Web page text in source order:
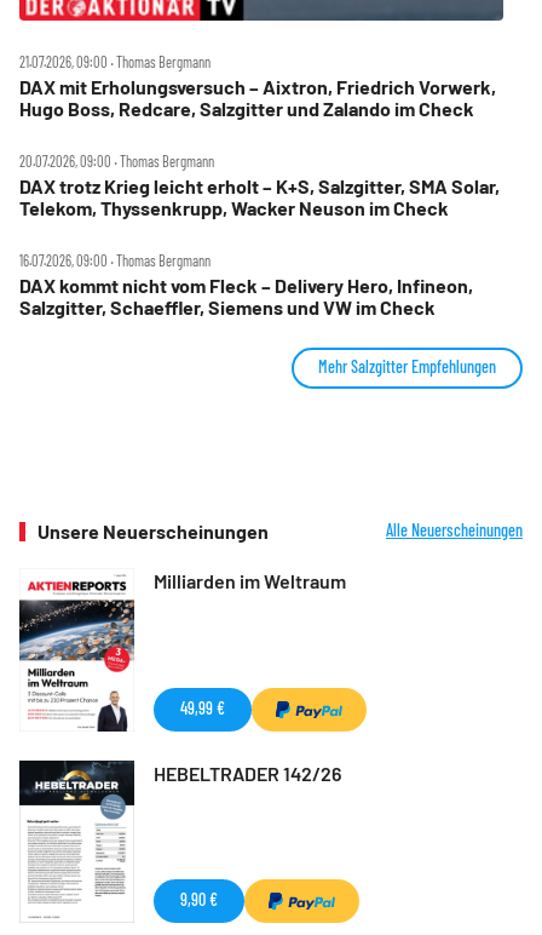
21.07.2026, 09:00 ‧ Thomas Bergmann
DAX mit Erholungsversuch – Aixtron, Friedrich Vorwerk,
Hugo Boss, Redcare, Salzgitter und Zalando im Check
20.07.2026, 09:00 ‧ Thomas Bergmann
DAX trotz Krieg leicht erholt – K+S, Salzgitter, SMA Solar,
Telekom, Thyssenkrupp, Wacker Neuson im Check
16.07.2026, 09:00 ‧ Thomas Bergmann
DAX kommt nicht vom Fleck – Delivery Hero, Infineon,
Salzgitter, Schaeffler, Siemens und VW im Check
Mehr Salzgitter Empfehlungen
Unsere Neuerscheinungen Alle Neuerscheinungen
Milliarden im Weltraum
49,99 €
HEBELTRADER 142/26
9,90 €